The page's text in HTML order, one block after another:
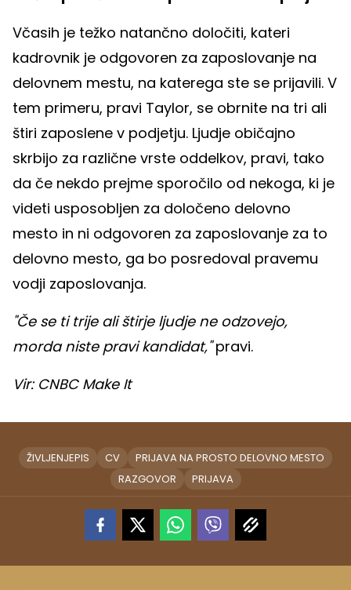
Včasih je težko natančno določiti, kateri
kadrovnik je odgovoren za zaposlovanje na
delovnem mestu, na katerega ste se prijavili. V
tem primeru, pravi Taylor, se obrnite na tri ali
štiri zaposlene v podjetju. Ljudje običajno
skrbijo za različne vrste oddelkov, pravi, tako
da če nekdo prejme sporočilo od nekoga, ki je
videti usposobljen za določeno delovno
mesto in ni odgovoren za zaposlovanje za to
delovno mesto, ga bo posredoval pravemu
vodji zaposlovanja.
"Če se ti trije ali štirje ljudje ne odzovejo,
morda niste pravi kandidat,"pravi.
Vir: CNBC Make It
ŽIVLJENJEPIS CV
PRIJAVA NA PROSTO DELOVNO MESTO
RAZGOVOR
PRIJAVA